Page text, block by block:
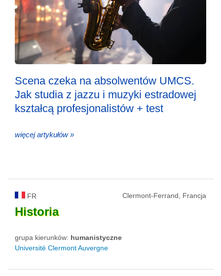
Scena czeka na absolwentów UMCS.
Jak studia z jazzu i muzyki estradowej
kształcą profesjonalistów + test
więcej artykułów »
FR Clermont-Ferrand, Francja
Historia
grupa kierunków: humanistyczne
Université Clermont Auvergne